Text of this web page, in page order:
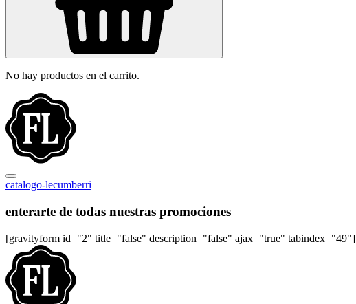
No hay productos en el carrito.
catalogo-lecumberri
enterarte de todas nuestras promociones
[gravityform id="2" title="false" description="false" ajax="true" tabindex="49"]